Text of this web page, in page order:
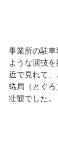
事業所の駐
ような演技
近で見れて、
蜷局（とぐ
壮観でした。